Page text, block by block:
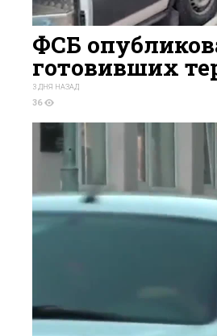
ФСБ
готовивших
3 ДНЯ НАЗАД
36